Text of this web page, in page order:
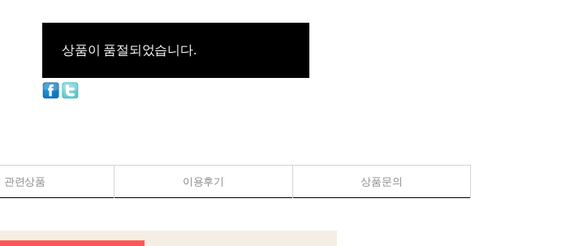
상품이 품절되었습니다.
관련상품 이용후기 상품문의